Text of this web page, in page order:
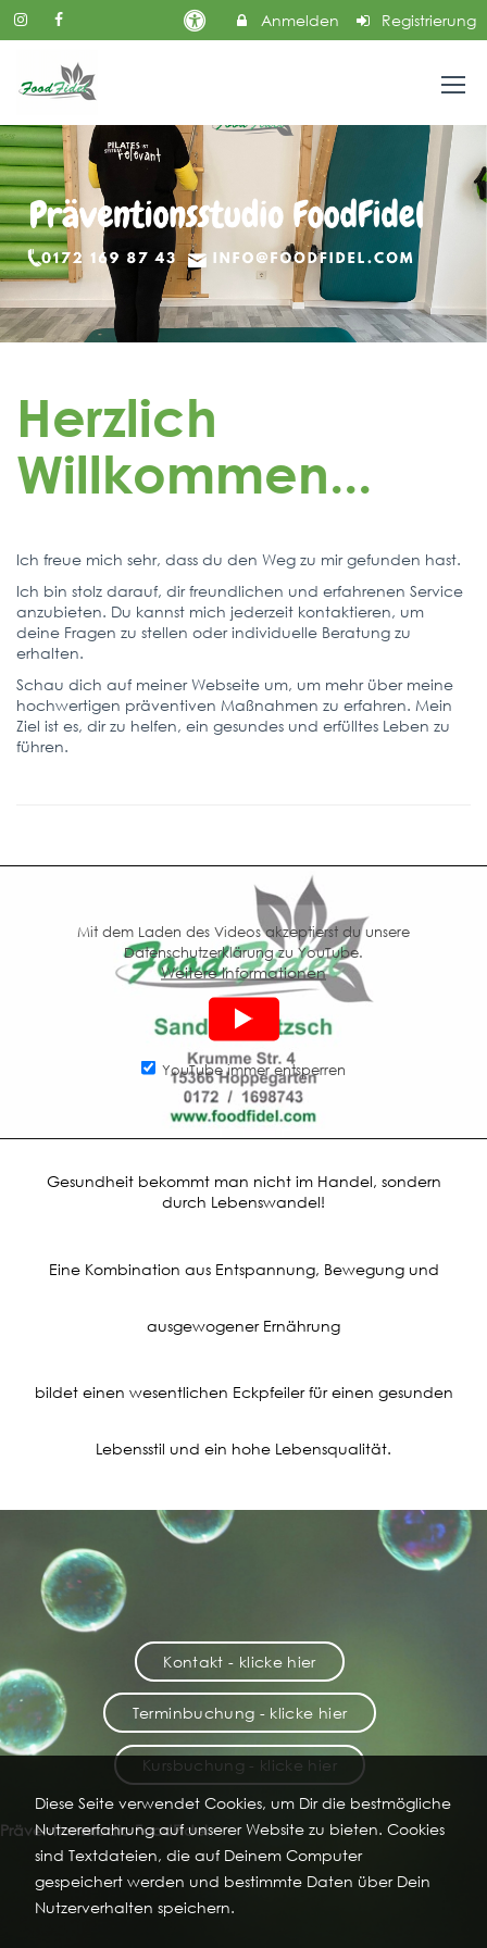
Diese Seite verwendet Cookies, um Dir die bestmögliche
Nutzererfahrung auf unserer Website zu bieten. Cookies
sind Textdateien, die auf Deinem Computer
gespeichert werden und bestimmte Daten über Dein
Nutzerverhalten speichern.
Anmelden Registrierung
Herzlich
Willkommen...
Ich freue mich sehr, dass du den Weg zu mir gefunden hast.
Ich bin stolz darauf, dir freundlichen und erfahrenen Service
anzubieten. Du kannst mich jederzeit kontaktieren, um
deine Fragen zu stellen oder individuelle Beratung zu
erhalten.
Schau dich auf meiner Webseite um, um mehr über meine
hochwertigen präventiven Maßnahmen zu erfahren. Mein
Ziel ist es, dir zu helfen, ein gesundes und erfülltes Leben zu
führen.
Mit dem Laden des Videos akzeptierst du unsere
Datenschutzerklärung zu YouTube.
Weitere Informationen
YouTube immer entsperren
Gesundheit bekommt man nicht im Handel, sondern
durch Lebenswandel!
Eine Kombination aus Entspannung, Bewegung und
ausgewogener Ernährung
bildet einen wesentlichen Eckpfeiler für einen gesunden
Lebensstil und ein hohe Lebensqualität.
Kontakt - klicke hier
Terminbuchung - klicke hier
Kursbuchung - klicke hier
Präventionsstudio FoodFidel